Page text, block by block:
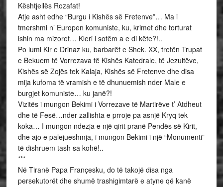
Kështjellës Rozafat!
Atje asht edhe “Burgu i Kishës së Fretenve”… Ma i
tmershmi n’ Europen komuniste, ku, krimet dhe torturat
ishin ma mizoret… Kleri i sotëm a e di këte?!..
Po lumi Kir e Drinaz ku, barbarët e Shek. XX, tretën Trupat
e Bekuem të Vorrezava të Kishës Katedrale, të Jezuitëve,
Kishës së Zojës tek Kalaja, Kishës së Fretenve dhe disa
mija kufoma të vramish e të dhunuemish nder Male e
burgjet komuniste… ku janë?!
Vizitës i mungon Bekimi i Vorrezave të Martirëve t’ Atdheut
dhe të Fesë…nder zallishta e prroje pa asnjë Kryq tek
koka… I mungon ndezja e një qirit pranë Pendës së Kirit,
dhe ajo e palejueshmja, i mungon Bekimi i një “Monumenti”
të dishruem tash sa kohë!..
***
Në Tiranë Papa Françesku, do të takojë disa nga
persekutorët dhe shumë trashigimtarë e atyne që kanë